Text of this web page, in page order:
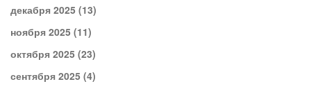
декабря 2025 (13)
ноября 2025 (11)
октября 2025 (23)
сентября 2025 (4)